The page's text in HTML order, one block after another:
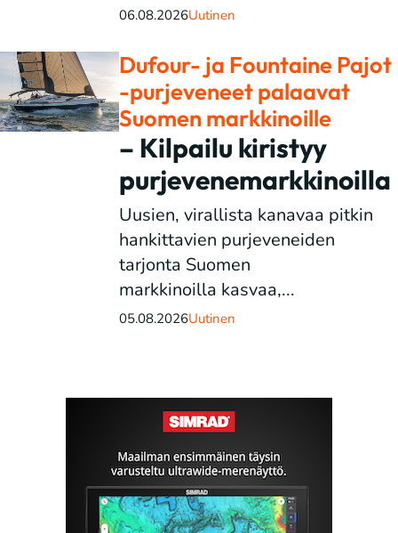
06.08.2026Uutinen
Dufour- ja Fountaine Pajot
-purjeveneet palaavat
Suomen markkinoille
– Kilpailu kiristyy
purjevenemarkkinoilla
Uusien, virallista kanavaa pitkin
hankittavien purjeveneiden
tarjonta Suomen
markkinoilla kasvaa,...
05.08.2026Uutinen